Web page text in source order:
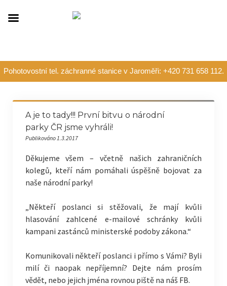
Pohotovostní tel. záchranné stanice v Jaroměři: +420 731 658 112.
A je to tady!!! První bitvu o národní
parky ČR jsme vyhráli!
Publikováno 1.3.2017
Děkujeme všem – včetně našich zahraničních
kolegů, kteří nám pomáhali úspěšně bojovat za
naše národníparky!
„Někteří poslanci si stěžovali, že mají kvůli
hlasování zahlcené e-mailové schránky kvůli
kampani zastánců ministerské podoby zákona.“
Komunikovali někteří poslanci i přímo s Vámi? Byli
milí či naopak nepříjemní? Dejte nám prosím
vědět, nebo jejich jména rovnou piště na náš FB.